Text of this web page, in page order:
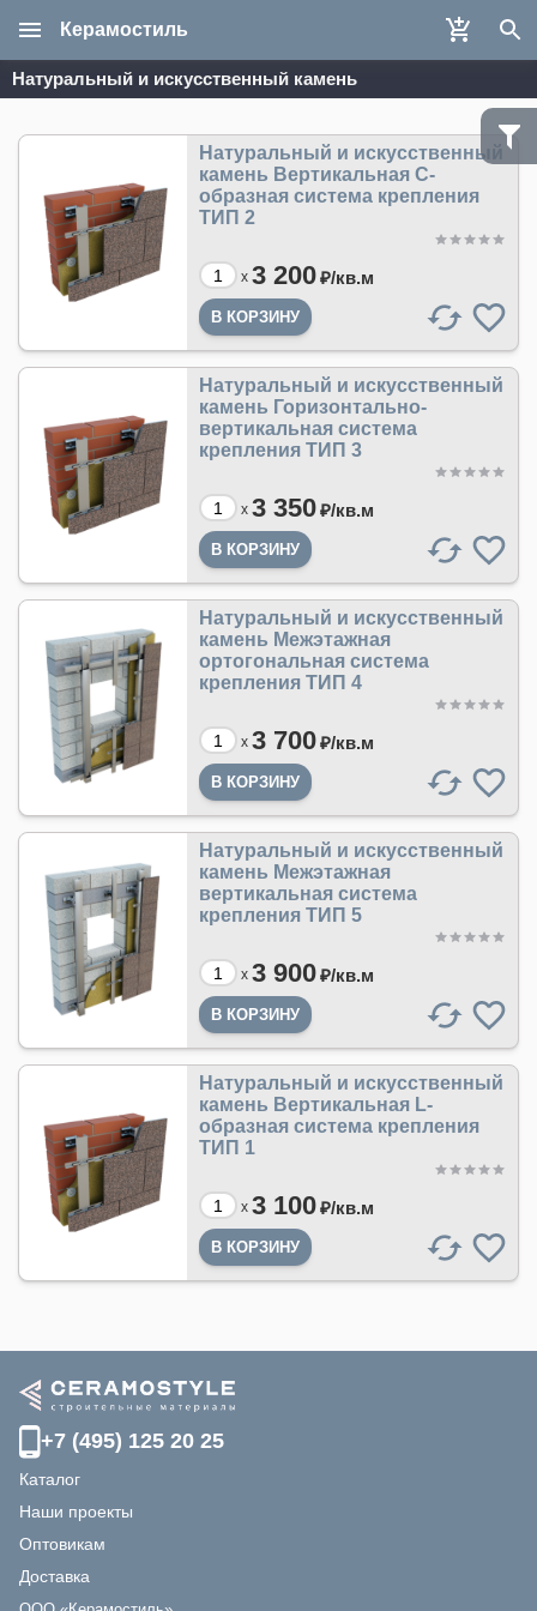
Керамостиль
Натуральный и искусственный камень
Натуральный и искусственный
камень Вертикальная С-
образная система крепления
ТИП 2
x 3 200₽/кв.м
Натуральный и искусственный
камень Горизонтально-
вертикальная система
крепления ТИП 3
x 3 350₽/кв.м
Натуральный и искусственный
камень Межэтажная
ортогональная система
крепления ТИП 4
x 3 700₽/кв.м
Натуральный и искусственный
камень Межэтажная
вертикальная система
крепления ТИП 5
x 3 900₽/кв.м
Натуральный и искусственный
камень Вертикальная L-
образная система крепления
ТИП 1
x 3 100₽/кв.м
+7 (495) 125 20 25
Каталог
Наши проекты
Оптовикам
Доставка